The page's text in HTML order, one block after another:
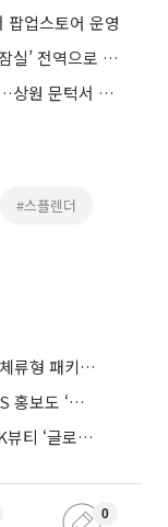
팝업스토어 운영
롯데백화점, 외국인 쇼핑 혜택 ‘롯데타운 잠실’ 전역으로 넓힌다
美 클래리티 법안 연내 통과 가능성 13%…상원 문턱서 제동
#스플렌더
폭염·스콜이 부른 ‘인도어 호캉스’ 열풍…체류형 패키지 뜬다
“보기만 하는 광고 끝“…화장품업계, SNS 홍보도 ‘참여형 콘텐츠’로 변모
판매망’ 확대
0